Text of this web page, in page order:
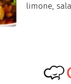
limone,